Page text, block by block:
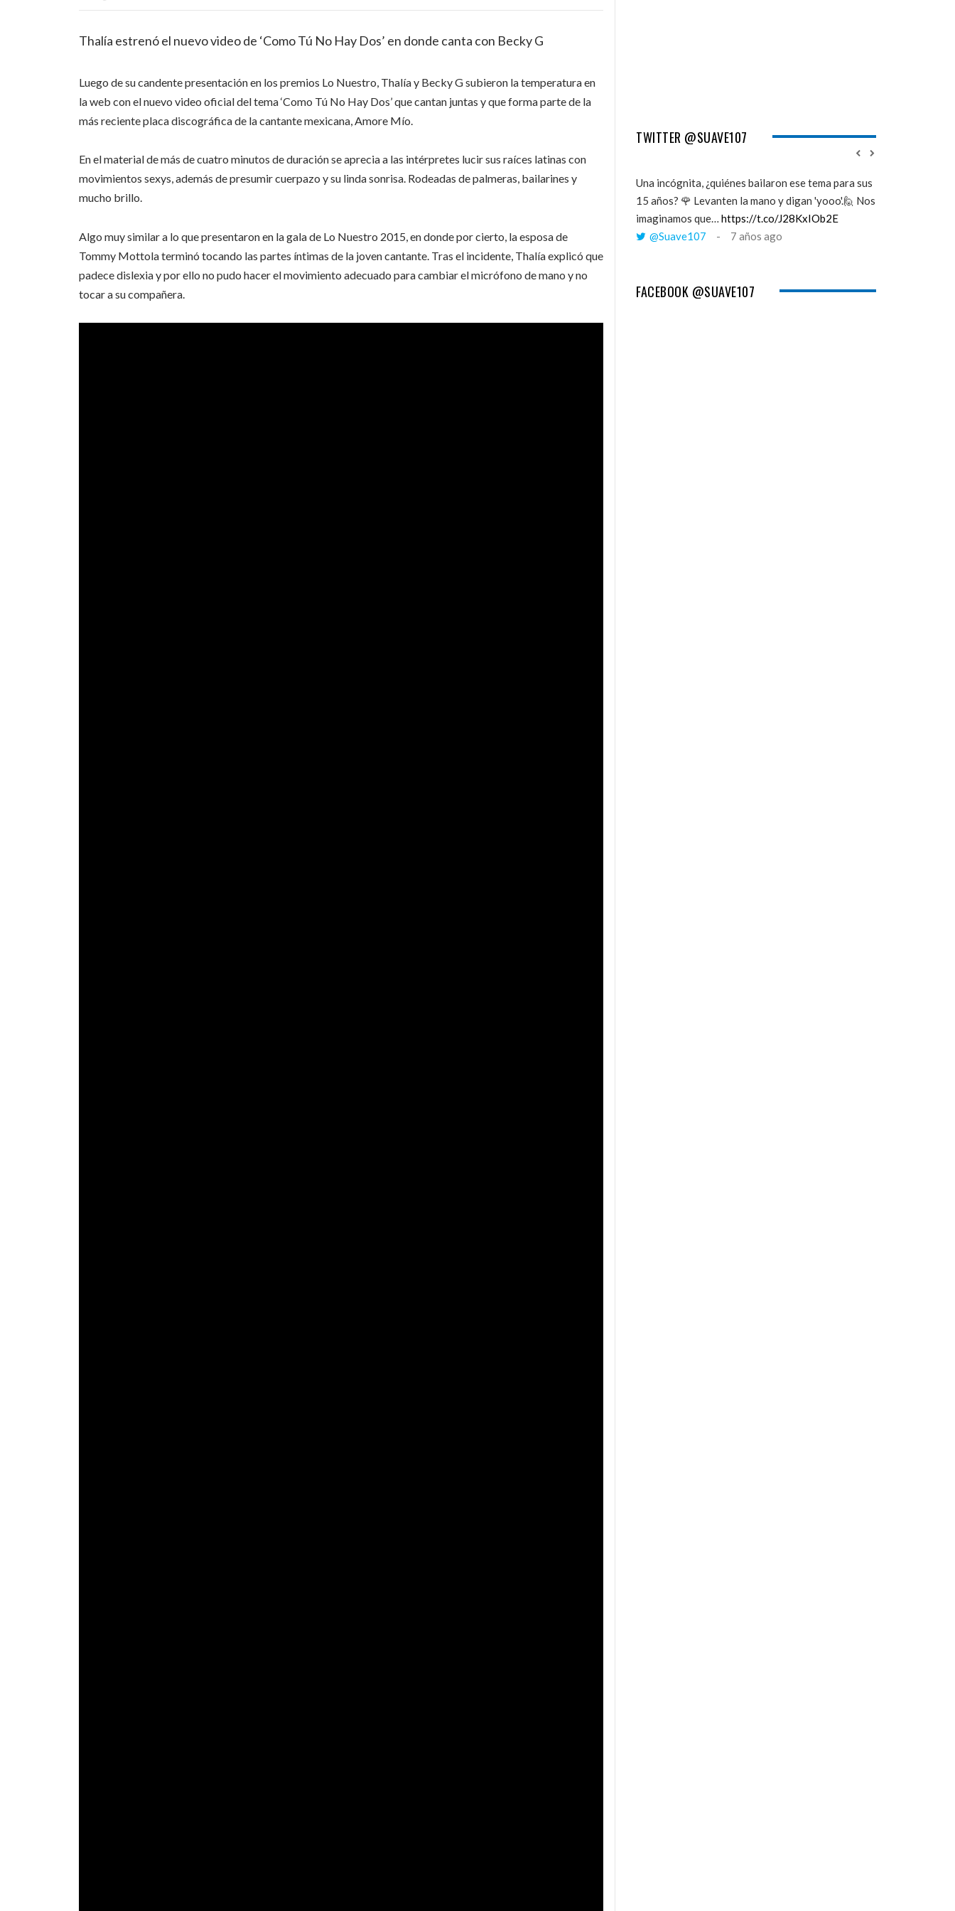
Thalía estrenó el nuevo video de ‘Como Tú No Hay Dos’ en donde canta con Becky G
Luego de su candente presentación en los premios Lo Nuestro, Thalía y Becky G subieron la temperatura en
la web con el nuevo video oficial del tema ‘Como Tú No Hay Dos’ que cantan juntas y que forma parte de la
más reciente placa discográfica de la cantante mexicana, Amore Mío.
En el material de más de cuatro minutos de duración se aprecia a las intérpretes lucir sus raíces latinas con
movimientos sexys, además de presumir cuerpazo y su linda sonrisa. Rodeadas de palmeras, bailarines y
mucho brillo.
Algo muy similar a lo que presentaron en la gala de Lo Nuestro 2015, en donde por cierto, la esposa de
Tommy Mottola terminó tocando las partes íntimas de la joven cantante. Tras el incidente, Thalía explicó que
padece dislexia y por ello no pudo hacer el movimiento adecuado para cambiar el micrófono de mano y no
tocar a su compañera.
TWITTER @SUAVE107
Una incógnita, ¿quiénes bailaron ese tema para sus
15 años? 🌹 Levanten la mano y digan 'yooo'.🙋 Nos
imaginamos que… https://t.co/J28KxIOb2E
@Suave107
7 años ago
FACEBOOK @SUAVE107